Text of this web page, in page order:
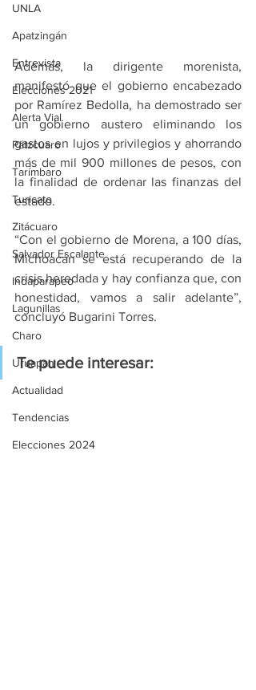
UNLA
Apatzingán
Entrevista
Elecciones 2021
Alerta Vial
Pátzcuaro
Tarímbaro
Turicato
Zitácuaro
Salvador Escalante
Indaparapeo
Lagunillas
Charo
Uruapan
Actualidad
Tendencias
Elecciones 2024
Además, la dirigente morenista,
manifestó que el gobierno encabezado
por Ramírez Bedolla, ha demostrado ser
un gobierno austero eliminando los
gastos en lujos y privilegios y ahorrando
más de mil 900 millones de pesos, con
la finalidad de ordenar las finanzas del
estado.
“Con el gobierno de Morena, a 100 días,
Michoacán se está recuperando de la
crisis heredada y hay confianza que, con
honestidad, vamos a salir adelante”,
concluyó Bugarini Torres.
Te puede interesar: